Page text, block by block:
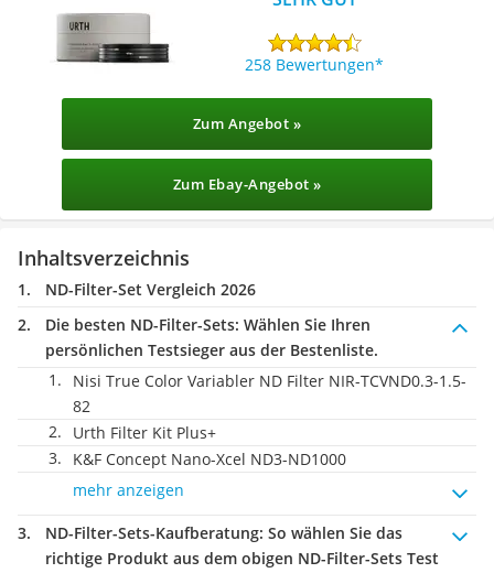
258 Bewertungen
Zum Angebot »
Zum Ebay-Angebot »
Inhaltsverzeichnis
ND-Filter-Set Vergleich 2026
Die besten ND-Filter-Sets: Wählen Sie Ihren
persönlichen Testsieger aus der Bestenliste.
Nisi True Color Variabler ND Filter ‎NIR-TCVND0.3-1.5-
82
Urth Filter Kit Plus+
K&F Concept Nano-Xcel ND3-ND1000
mehr anzeigen
ND-Filter-Sets-Kaufberatung: So wählen Sie das
richtige Produkt aus dem obigen ND-Filter-Sets Test